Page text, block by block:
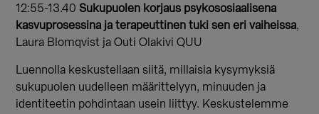
12:55-13.40 Sukupuolen korjaus psykososiaalisena
kasvuprosessina ja terapeuttinen tuki sen eri vaiheissa,
Laura Blomqvist ja Outi Olakivi QUU
Luennolla keskustellaan siitä, millaisia kysymyksiä
sukupuolen uudelleen määrittelyyn, minuuden ja
identiteetin pohdintaan usein liittyy. Keskustelemme